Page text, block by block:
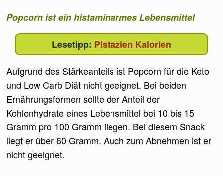
Popcorn ist ein histaminarmes Lebensmittel
Pistazien Kalorien
Aufgrund des Stärkeanteils ist Popcorn für die Keto
und Low Carb Diät nicht geeignet. Bei beiden
Ernährungsformen sollte der Anteil der
Kohlenhydrate eines Lebensmittel bei 10 bis 15
Gramm pro 100 Gramm liegen. Bei diesem Snack
liegt er über 60 Gramm. Auch zum Abnehmen ist er
nicht geeignet.